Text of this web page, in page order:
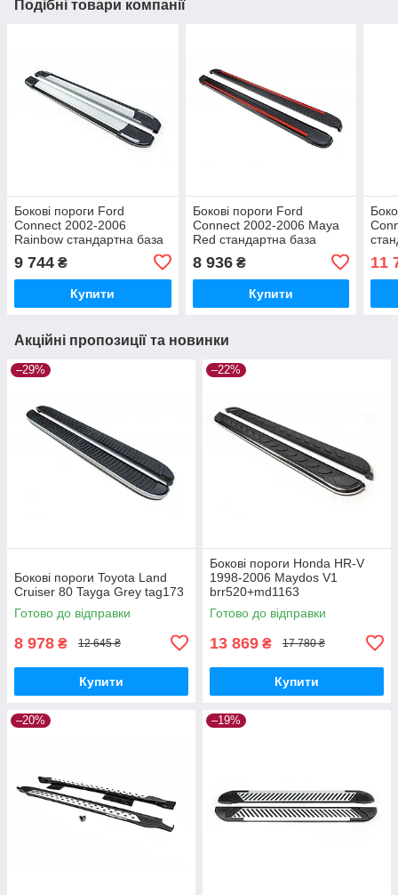
Подібні товари компанії
Бокові пороги Ford
Connect 2002-2006
Rainbow стандартна база
9 744 ₴
Купити
Бокові пороги Ford
Connect 2002-2006 Maya
Red стандартна база
8 936₴
Купити
11
Акційні пропозиції та новинки
–29%
Бокові пороги Toyota Land
Cruiser 80 Tayga Grey tag173
Готово до відправки
8 978 ₴ 12 645 ₴
Купити
–22%
Бокові пороги Honda HR-V
1998-2006 Maydos V1
brr520+md1163
Готово до відправки
13 869 ₴ 17 780 ₴
Купити
–20% –19%